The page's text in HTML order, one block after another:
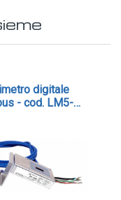
digitale
- cod. LM5-